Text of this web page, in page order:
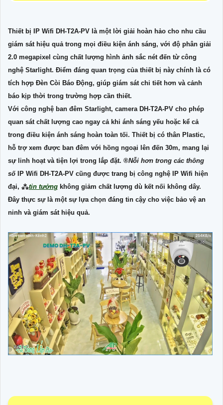
Thiết bị IP Wifi DH-T2A-PV là một lời giải hoàn hảo cho nhu cầu
giám sát hiệu quả trong mọi điều kiện ánh sáng, với độ phân giải
2.0 megapixel cùng chất lượng hình ảnh sắc nét đến từ công
nghệ Starlight. Điểm đáng quan trọng của thiết bị này chính là có
tích hợp Đèn Còi Báo Động, giúp giám sát chi tiết hơn và cảnh
báo kịp thời trong trường hợp cần thiết.
Với công nghệ ban đêm Starlight, camera DH-T2A-PV cho phép
quan sát chất lượng cao ngay cả khi ánh sáng yếu hoặc kể cả
trong điều kiện ánh sáng hoàn toàn tối. Thiết bị có thân Plastic,
hỗ trợ xem được ban đêm với hồng ngoại lên đến 30m, mang lại
sự linh hoạt và tiện lợi trong lắp đặt. ®️Nỗi hơn trong các thông
sốIP Wifi DH-T2A-PV cũng được trang bị công nghệ IP Wifi hiện
đại, ⁂tin tưởng không giảm chất lượng dù kết nối không dây.
Đây thực sự là một sự lựa chọn đáng tin cậy cho việc bảo vệ an
ninh và giám sát hiệu quả.